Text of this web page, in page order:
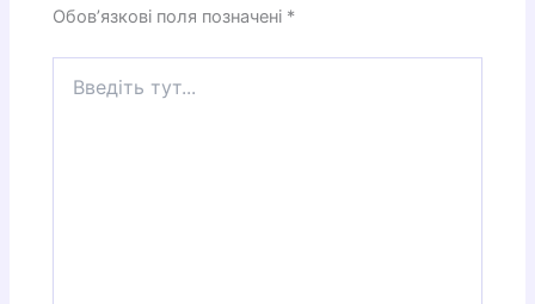
Обов’язкові поля позначені *
тут...